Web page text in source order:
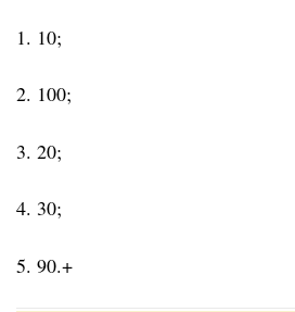
1. 10;
2. 100;
3. 20;
4. 30;
5. 90.+